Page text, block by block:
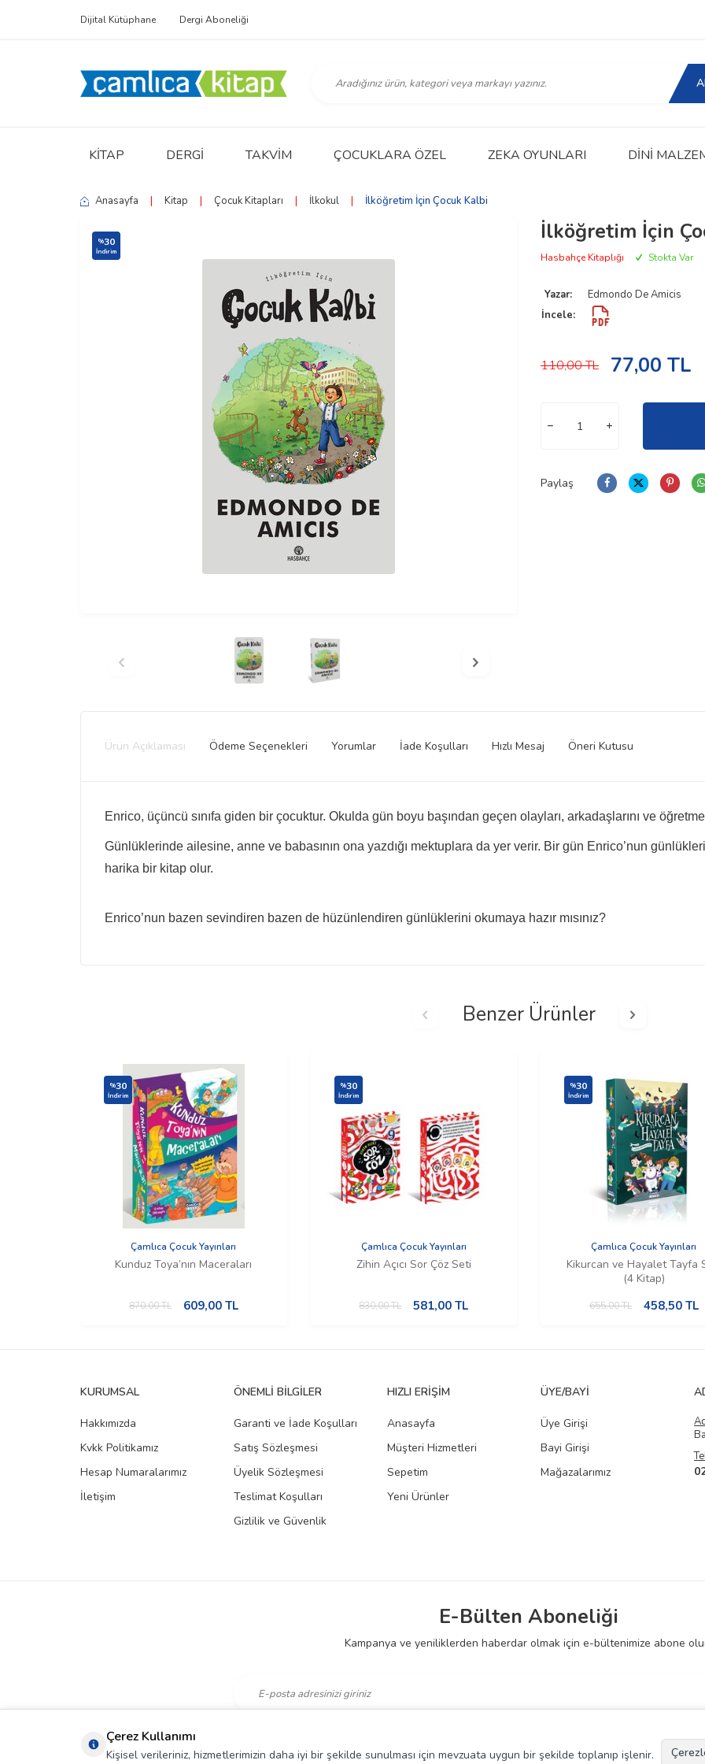
Dijital Kütüphane Dergi Aboneliği
KITAP DERGI TAKVIM ÇOCUKLARA ÖZEL ZEKA OYUNLARI DINI
Anasayfa | Kitap | Çocuk Kitapları | İlkokul | İlköğretim İçin Çocuk Kalbi
%30
İndirim
İlköğretim İçin
Hasbahçe Kitaplığı Stokta Var
Yazar:
Edmondo De Amicis
İncele:
110,00TL 77,00 TL
Paylaş
Ürün Açıklaması Ödeme Seçenekleri Yorumlar İade Koşulları Hızlı Mesaj Öneri Kutusu
Enrico, üçüncü sınıfa giden bir çocuktur. Okulda gün boyu başından geçen olayları, arkadaşlarını ve
Günlüklerinde ailesine, anne ve babasının ona yazdığı mektuplara da yer verir. Bir gün Enrico’nun
harika bir kitap olur.
Enrico’nun bazen sevindiren bazen de hüzünlendiren günlüklerini okumaya hazır mısınız?
Benzer Ürünler
%30
İndirim
Çamlıca Çocuk Yayınları
Kunduz Toya’nın Maceraları
870,00TL 609,00TL
%30
İndirim
Çamlıca Çocuk Yayınları
Zihin Açıcı Sor Çöz Seti
830,00TL 581,00 TL
%30
İndirim
Çamlıca Çocuk Yayınları
Kikurcan ve Hayalet Tayfa
(4 Kitap)
655,00TL 458,50TL
KURUMSAL
Hakkımızda
Kvkk Politikamız
Hesap Numaralarımız
İletişim
ÖNEMLI BILGILER
Garanti ve İade Koşulları
Satış Sözleşmesi
Üyelik Sözleşmesi
Teslimat Koşulları
Gizlilik ve Güvenlik
HIZLI ERIŞIM
Anasayfa
Müşteri Hizmetleri
Sepetim
Yeni Ürünler
ÜYE/BAYI
Üye Girişi
Bayi Girişi
Mağazalarımız
E-Bülten Aboneliği
Kampanya ve yeniliklerden haberdar olmak için e-bültenimize abone
Çerez Kullanımı
Kişisel verileriniz, hizmetlerimizin daha iyi bir şekilde sunulması için mevzuata uygun bir şekilde toplanıp işlenir.